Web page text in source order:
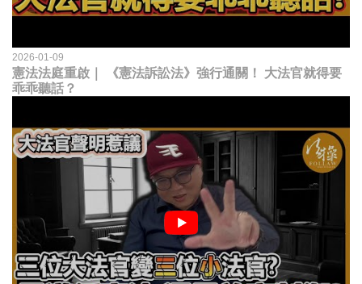
2026-01-09
憲法法庭重啟｜ 《憲法訴訟法》強行通關！ 大法官就得要
乖乖聽話？